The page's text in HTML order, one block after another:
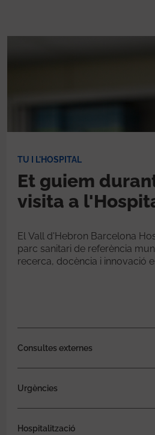
TU I L'HOSPITAL
Et guiem
visita a
El Vall d'Hebron Barcelona
parc sanitari de referència
recerca, docència i innovació
Consultes externes
Urgències
Hospitalització